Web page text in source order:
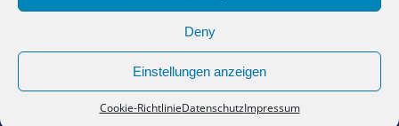
Deny
Einstellungen anzeigen
Cookie-RichtlinieDatenschutzImpressum
Copyright. Alle Rechte vorbehalten.
Anne-Frank-Schule Meppen